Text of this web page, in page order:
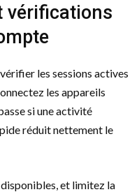
vérifications
les sessions actives
les appareils
si une activité
réduit nettement le
et limitez la